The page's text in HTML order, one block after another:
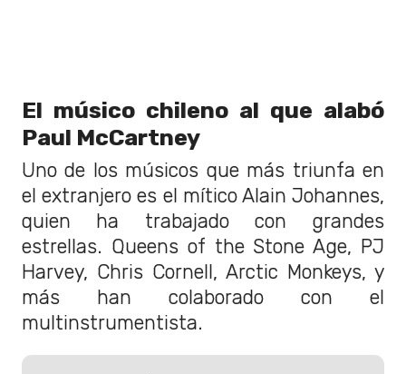
El músico chileno al que alabó
Paul McCartney
Uno de los músicos que más triunfa en
el extranjero es el mítico Alain Johannes,
quien ha trabajado con grandes
estrellas. Queens of the Stone Age, PJ
Harvey, Chris Cornell, Arctic Monkeys, y
más han colaborado con el
multinstrumentista.